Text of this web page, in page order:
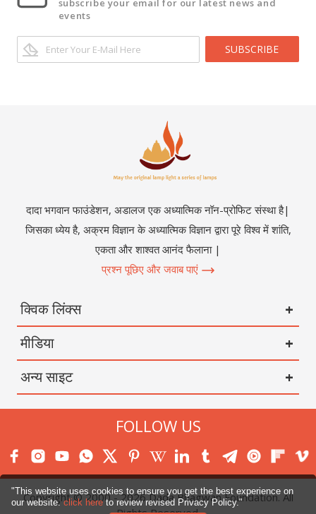
"This website uses cookies to ensure you get the best experience on
our website.click hereto review revised Privacy Policy."
subscribe your email for our latest news and
events
SUBSCRIBE
दादा भगवान फाउंडेशन, अडालज एक अध्यात्मिक नॉन-प्रोफिट संस्था है|
जिसका ध्येय है, अक्रम विज्ञान के अध्यात्मिक विज्ञान द्वारा पूरे विश्व में शांति,
एकता और शाश्वत आनंद फैलाना |
प्रश्न पूछिए और जवाब पाएं
क्विक लिंक्स
मीडिया
अन्य साइट
FOLLOW US
Copyright © 2000 -2026Dada Bhagwan Foundation. All